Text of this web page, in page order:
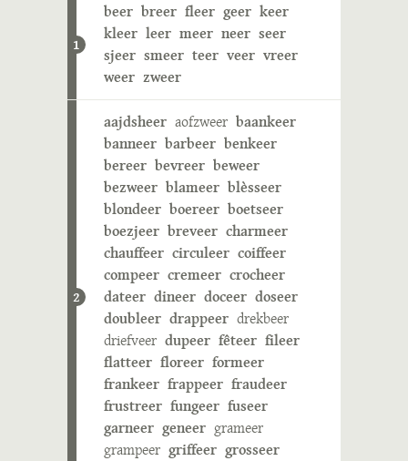
1
beer breer fleer geer keer
kleer leer meer neer seer
sjeer smeer teer veer vreer
weer zweer
2
aajdsheer aofzweer baankeer
banneer barbeer benkeer
bereer bevreer beweer
bezweer blameer blèsseer
blondeer boereer boetseer
boezjeer breveer charmeer
chauffeer circuleer coiffeer
compeer cremeer crocheer
dateer dineer doceer doseer
doubleer drappeer drekbeer
driefveer dupeer fêteer fileer
flatteer floreer formeer
frankeer frappeer fraudeer
frustreer fungeer fuseer
garneer geneer grameer
grampeer griffeer grosseer